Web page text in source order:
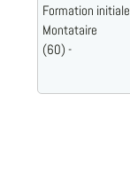
Formation initiale
Montataire
(60) -